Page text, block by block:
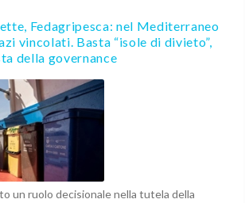
Fedagripesca: nel Mediterraneo
vincolati. Basta “isole di divieto”,
della governance
un ruolo decisionale nella tutela della